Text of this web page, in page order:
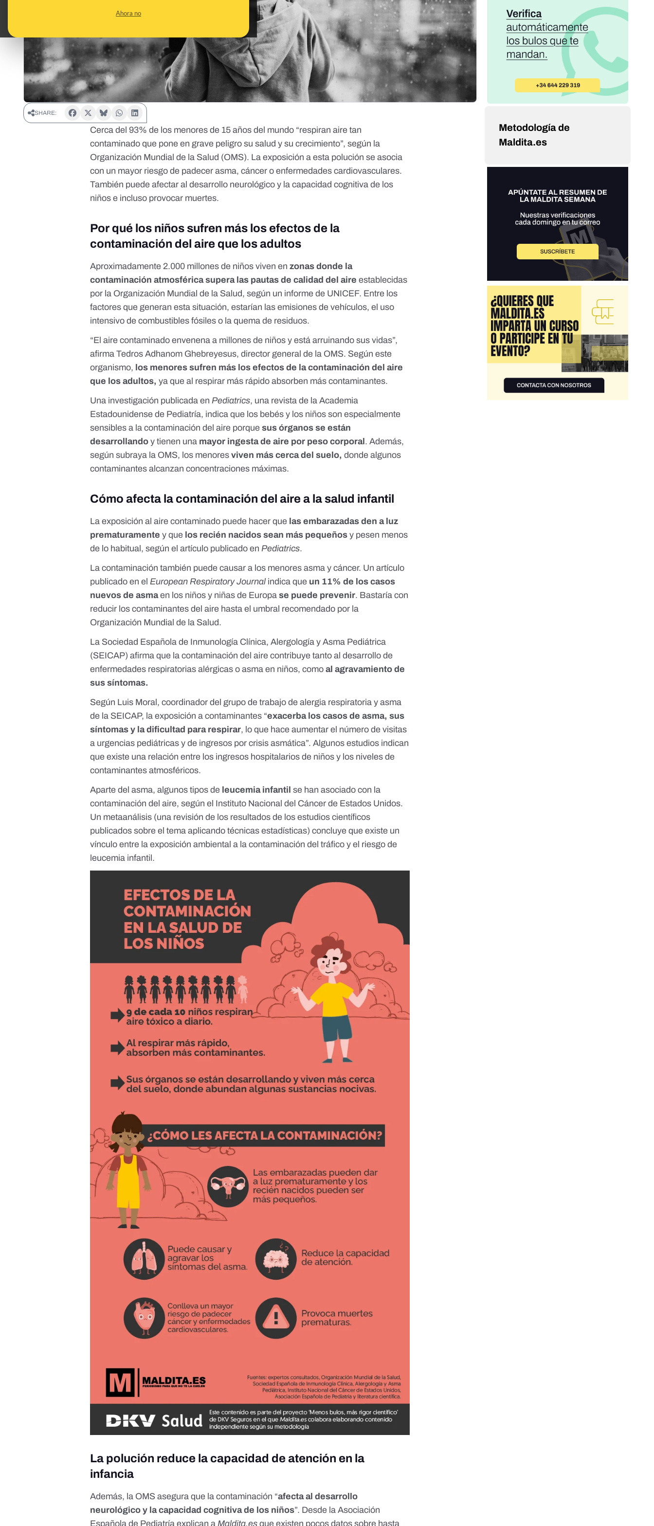
Ahora no
SHARE:
Cerca del 93% de los menores de 15 años del mundo “respiran aire tan
contaminado que pone en grave peligro su salud y su crecimiento”,según la
Organización Mundial de la Salud (OMS). La exposición a esta polución se asocia
con un mayor riesgo de padecer asma, cáncer o enfermedades cardiovasculares.
También puede afectar al desarrollo neurológico y la capacidad cognitiva de los
niños e incluso provocar muertes.
Por qué los niños sufren más los efectos de la
contaminación del aire que los adultos
Aproximadamente 2.000 millones de niños viven en zonas donde la
contaminación atmosférica supera las pautas de calidad del aire establecidas
por la Organización Mundial de la Salud,según un informe de UNICEF. Entre los
factores que generan esta situación, estarían las emisiones de vehículos, el uso
intensivo de combustibles fósiles o la quema de residuos.
“El aire contaminado envenena a millones de niños y está arruinando sus vidas”,
afirma Tedros Adhanom Ghebreyesus, director general de la OMS. Según este
organismo, los menores sufren más los efectos de la contaminación del aire
que los adultos, ya que al respirar más rápido absorben más contaminantes.
Una investigación publicada enPediatrics, una revista de la Academia
Estadounidense de Pediatría, indica que los bebés y los niños son especialmente
sensibles a la contaminación del aire porque sus órganos se están
desarrollando y tienen una mayor ingesta de aire por peso corporal . Además,
según subraya la OMS, los menoresviven más cerca del suelo, donde algunos
contaminantes alcanzan concentraciones máximas.
Cómo afecta la contaminación del aire a la salud infantil
La exposición al aire contaminado puede hacer que las embarazadas den a luz
prematuramente y que los recién nacidos sean más pequeños y pesen menos
de lo habitual, según el artículo publicado enPediatrics.
La contaminación también puede causar a los menores asma y cáncer. Un artículo
publicado en elEuropean Respiratory Journal indica que un 11% de los casos
nuevos de asmaen los niños y niñas de Europase puede prevenir. Bastaría con
reducir los contaminantes del aire hasta el umbral recomendado por la
Organización Mundial de la Salud.
La Sociedad Española de Inmunología Clínica, Alergología y Asma Pediátrica
(SEICAP) afirma que la contaminación del aire contribuye tanto al desarrollo de
enfermedades respiratorias alérgicas o asma en niños, como al agravamiento de
sus síntomas.
Según Luis Moral, coordinador del grupo de trabajo de alergia respiratoria y asma
de la SEICAP, la exposición a contaminantes “exacerba los casos de asma, sus
síntomas y la dificultad para respirar, lo que hace aumentar el número de visitas
a urgencias pediátricas y de ingresos por crisis asmática”.Algunos estudios indican
que existe una relación entre los ingresos hospitalarios de niños y los niveles de
contaminantes atmosféricos.
Aparte del asma, algunos tipos de leucemia infantil se han asociado con la
contaminación del aire,según el Instituto Nacional del Cáncer de Estados Unidos.
Un metaanálisis (una revisión de los resultados de los estudios científicos
publicados sobre el tema aplicando técnicas estadísticas) concluye que existe un
vínculo entre la exposición ambiental a la contaminación del tráfico y el riesgo de
leucemia infantil.
La polución reduce la capacidad de atención en la
infancia
Además, la OMS asegura que la contaminación “afecta al desarrollo
neurológico y la capacidad cognitiva de los niños”. Desde laAsociación
Española de Pediatría explican a Maldita.esque existen pocos datos sobre hasta
Metodología de
Maldita.es